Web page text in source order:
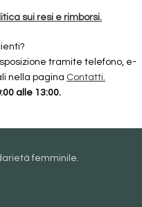
sui resi e rimborsi.
tramite telefono, e-
nella pagina Contatti.
alle 13:00.
femminile.